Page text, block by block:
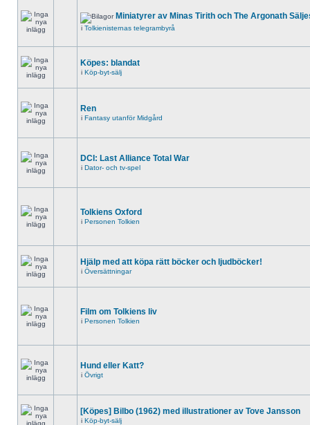
Miniatyrer av Minas Tirith och The Argonath
i Tolkienisternas telegrambyrå
Köpes: blandat
i Köp-byt-sälj
Ren
i Fantasy utanför Midgård
DCI: Last Alliance Total War
i Dator- och tv-spel
Tolkiens Oxford
i Personen Tolkien
Hjälp med att köpa rätt böcker och ljudböcker!
i Översättningar
Film om Tolkiens liv
i Personen Tolkien
Hund eller Katt?
i Övrigt
[Köpes] Bilbo (1962) med illustrationer av Tove Jansson
i Köp-byt-sälj